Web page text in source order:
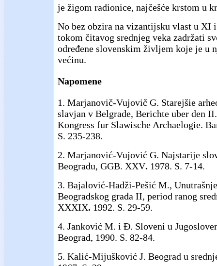
je žigom radionice, najčešće krstom u
No bez obzira na vizantijsku vlast u XI
tokom čitavog srednjeg veka zadržati
određene slovenskim življem koje je u
većinu.
Napomene
1. Marjanovič-Vujovič G. Starejšie
slavjan v Belgrade, Berichte uber den
Kongress fur Slawische Archaelogie.
S. 235-238.
2. Marjanović-Vujović G. Najstarije
Beogradu, GGB. XXV. 1978. S. 7-14.
3. Bajalović-Hadži-Pešić M.,
Beogradskog grada II, period ranog
XXXIX. 1992. S. 29-59.
4. Janković M. i Đ. Sloveni u
Beograd, 1990. S. 82-84.
5. Kalić-Mijušković J. Beograd u